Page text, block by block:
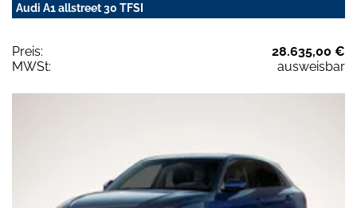
Audi A1 allstreet 30 TFSI
Preis:
28.635,00 €
MWSt:
ausweisbar